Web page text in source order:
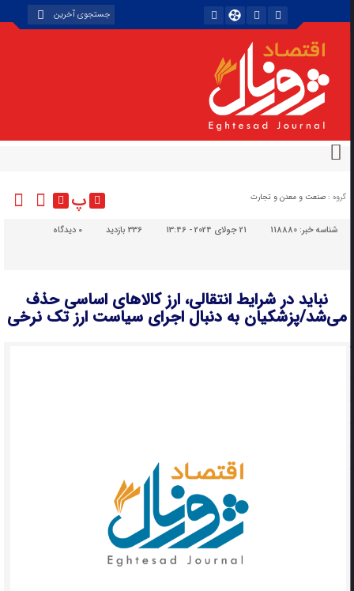
گروه : صنعت و معدن و تجارت پ
شناسه خبر:118880 21 جولای 2024 - 13:46 336 بازدید دیدگاه
نباید در شرایط انتقالی، ارز کالاهای اساسی حذف
می‌شد/پزشکیان به دنبال اجرای سیاست ارز تک نرخی